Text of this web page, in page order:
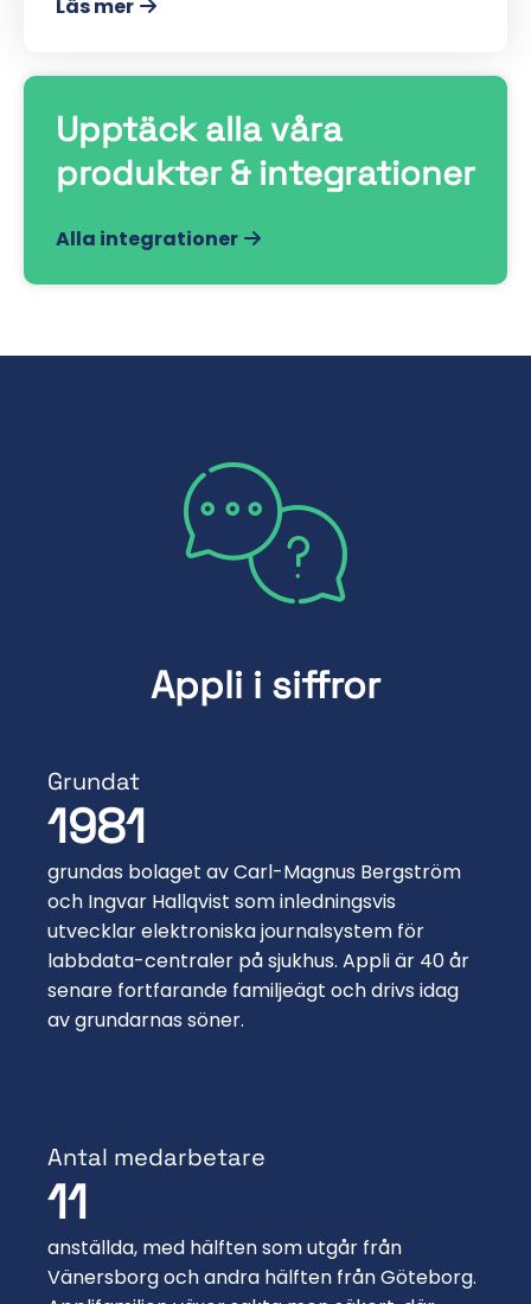
Läs mer
Upptäck alla våra
produkter & integrationer
Alla integrationer
Appli i siffror
Grundat
1981
grundas bolaget av Carl-Magnus Bergström
och Ingvar Hallqvist som inledningsvis
utvecklar elektroniska journalsystem för
labbdata-centraler på sjukhus. Appli är 40 år
senare fortfarande familjeägt och drivs idag
av grundarnas söner.
Antal medarbetare
11
anställda, med hälften som utgår från
Vänersborg och andra hälften från Göteborg.